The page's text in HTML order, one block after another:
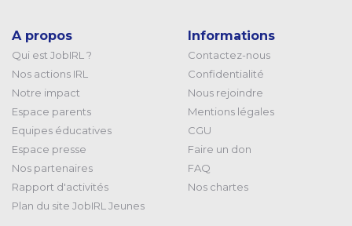
A propos
Qui est JobIRL ?
Nos actions IRL
Notre impact
Espace parents
Equipes éducatives
Espace presse
Nos partenaires
Rapport d'activités
Plan du site JobIRL Jeunes
Informations
Contactez-nous
Confidentialité
Nous rejoindre
Mentions légales
CGU
Faire un don
FAQ
Nos chartes